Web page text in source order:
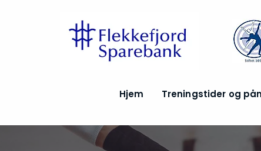
Hjem Treningstider og